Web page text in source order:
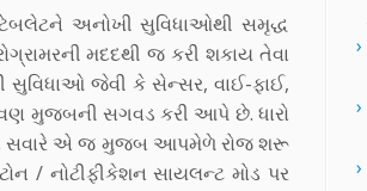
અનોખી સુવિધાઓથી સમૃદ્ધ
મદદથી જ કરી શકાય તેવા
સુવિધાઓ જેવી કે સેન્સર, વાઈ-ફાઈ,
મુજબની સગવડ કરી આપે છે. ધારો
અને સવારે એ જ મુજબ આપમેળે રોજ શરૂ
/ નોટીફીકેશન સાયલન્ટ મોડ પર